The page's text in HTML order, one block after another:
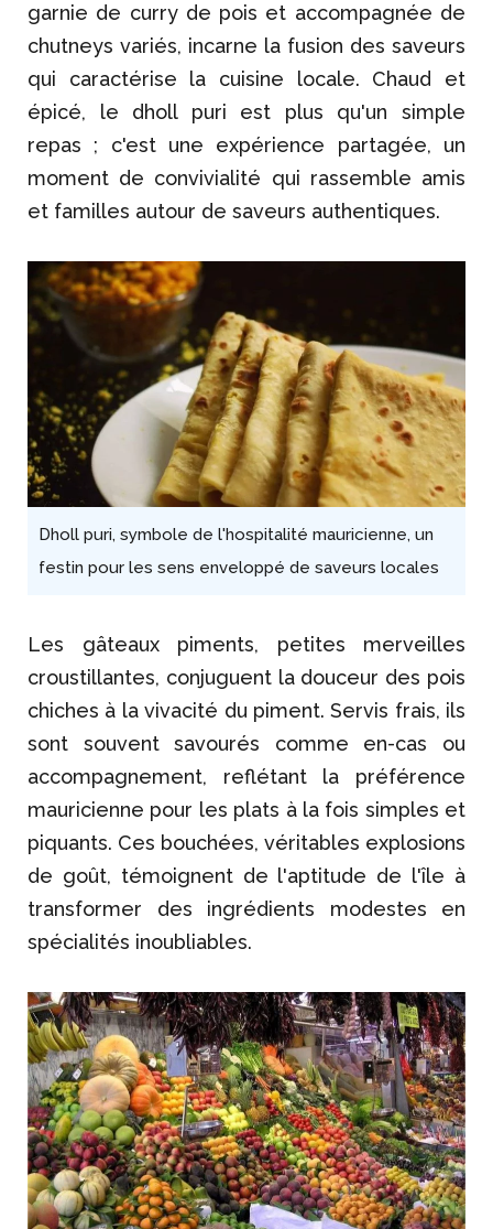
garnie de curry de pois et accompagnée de
chutneys variés, incarne la fusion des saveurs
qui caractérise la cuisine locale. Chaud et
épicé, le dholl puri est plus qu'un simple
repas ; c'est une expérience partagée, un
moment de convivialité qui rassemble amis
et familles autour de saveurs authentiques.
Dholl puri, symbole de l'hospitalité mauricienne, un
festin pour les sens enveloppé de saveurs locales
Les gâteaux piments, petites merveilles
croustillantes, conjuguent la douceur des pois
chiches à la vivacité du piment. Servis frais, ils
sont souvent savourés comme en-cas ou
accompagnement, reflétant la préférence
mauricienne pour les plats à la fois simples et
piquants. Ces bouchées, véritables explosions
de goût, témoignent de l'aptitude de l'île à
transformer des ingrédients modestes en
spécialités inoubliables.